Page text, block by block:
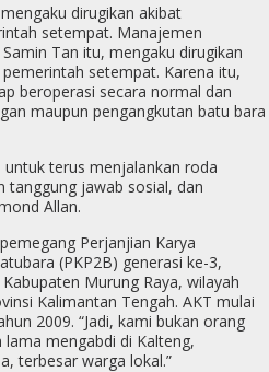
dirugikan akibat
setempat. Manajemen
Tan itu, mengaku dirugikan
setempat. Karena itu,
beroperasi secara normal dan
maupun pengangkutan batu bara
terus menjalankan roda
tanggung jawab sosial, dan
Allan.
Perjanjian Karya
(PKP2B) generasi ke-3,
Murung Raya, wilayah
Kalimantan Tengah. AKT mulai
2009. “Jadi, kami bukan orang
mengabdi di Kalteng,
terbesar warga lokal.”